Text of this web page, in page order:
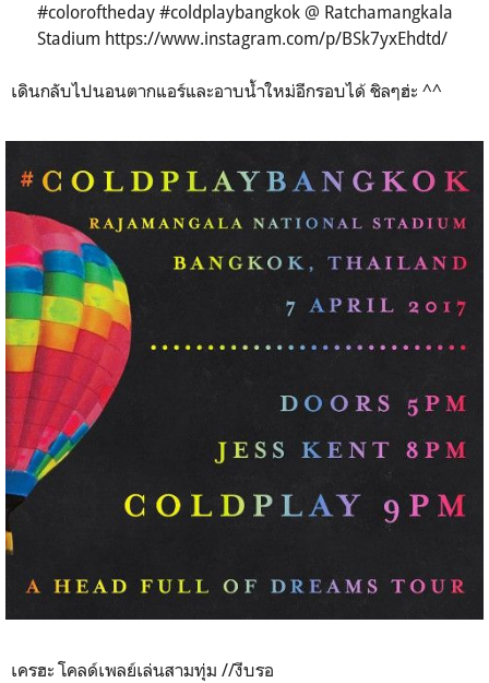
#coloroftheday #coldplaybangkok @ Ratchamangkala
Stadium https://www.instagram.com/p/BSk7yxEhdtd/
เดินกลับไปนอนตากแอร์และอาบน้ำใหม่อีกรอบได้ ชิลๆฮ่ะ ^^
เครฮะ โคลด์เพลย์เล่นสามทุ่ม //งีบรอ